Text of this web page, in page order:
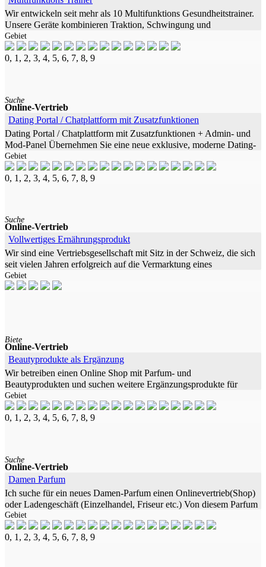
Wir entwickeln seit mehr als 10 Multifunktions Gesundheitstrainer.
Unsere Geräte kombinieren Traktion, Schwingung und
Infrarotwärme. Die Synergie der 3 Wirkmechanismen lässt Erfolge
erzielen, wie man
Gebiet
0, 1, 2, 3, 4, 5, 6, 7, 8, 9
Suche
Online-Vertrieb
Dating Portal / Chatplattform mit Zusatzfunktionen
Dating Portal / Chatplattform mit Zusatzfunktionen + Admin- und
Mod-Panel Übernehmen Sie eine neue exklusive, moderne Dating-
Webseite / Chatplattform mit Zusatzfunktionen und funktionalem
Admin-
Gebiet
0, 1, 2, 3, 4, 5, 6, 7, 8, 9
Suche
Online-Vertrieb
Vollwertiges Ernährungsprodukt
Wir sind eine Vertriebsgesellschaft mit Sitz in der Schweiz, die sich
seit vielen Jahren erfolgreich auf die Vermarktung eines
Ernährungsproduktes, Zielgruppe: - nachhaltiges
Gewichtsmanagement -
Gebiet
Biete
Online-Vertrieb
Beautyprodukte als Ergänzung
Wir betreiben einen Online Shop mit Parfum- und
Beautyprodukten und suchen weitere Ergänzungsprodukte für
unsere Kunden, die sich mit Parfum perfekt ergänzen lassen, wie
z.B. Duftkerzen, Badezusätze,
Gebiet
0, 1, 2, 3, 4, 5, 6, 7, 8, 9
Suche
Online-Vertrieb
Damen Parfum
Ich suche für ein neues Damen-Parfum einen Onlinevertrieb(Shop)
oder Ladengeschäft (Einzelhandel, Friseur etc.) Von diesem Parfum
gibt es nur eine Version, Qualitätsstufe ist reines Parfum. Diesen
Gebiet
0, 1, 2, 3, 4, 5, 6, 7, 8, 9